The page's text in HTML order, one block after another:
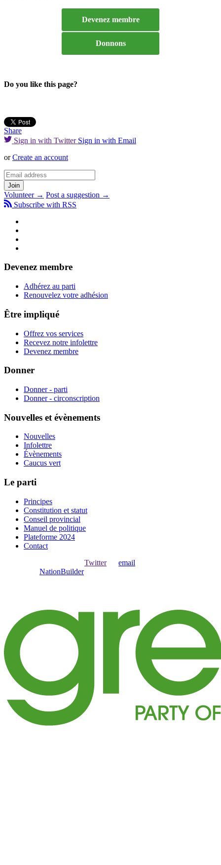
Devenez membre
Donnons
Do you like this page?
Share
Sign in with Twitter Sign in with Email
orCreate an account
Volunteer → Post a suggestion →
Subscribe with RSS
Devenez membre
Adhérez au parti
Renouvelez votre adhésion
Être impliqué
Offrez vos services
Recevez notre infolettre
Devenez membre
Donner
Donner - parti
Donner - circonscription
Nouvelles et évènements
Nouvelles
Infolettre
Évènements
Caucus vert
Le parti
Principes
Constitution et statut
Conseil provincial
Manuel de politique
Plateforme 2024
Contact
Twitterou email
NationBuilder